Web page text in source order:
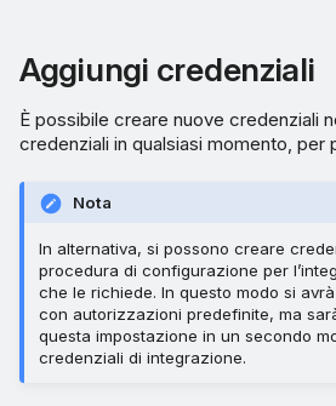
Aggiungi credenziali
È possibile creare nuove credenziali
credenziali in qualsiasi momento, per
Nota
In alternativa, si possono creare
procedura di configurazione per
che le richiede. In questo modo si
con autorizzazioni predefinite, ma
questa impostazione in un secondo
credenziali di integrazione.